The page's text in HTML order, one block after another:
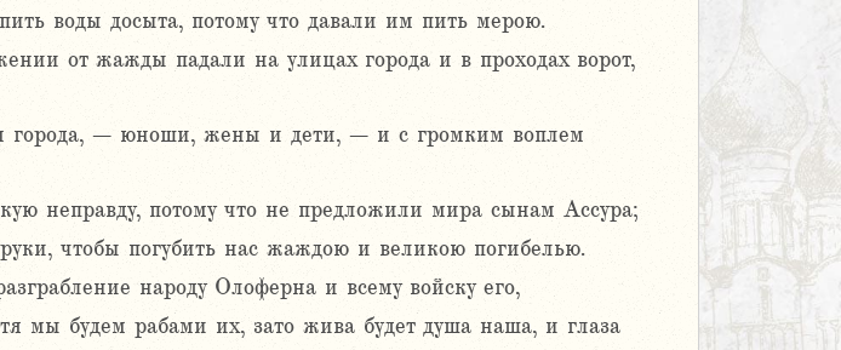
воды досыта, потому что давали им пить мерою.
от жажды падали на улицах города и в проходах ворот,
города, – юноши, жены и дети, – и с громким воплем
неправду, потому что не предложили мира сынам Ассура;
чтобы погубить нас жаждою и великою погибелью.
народу Олоферна и всему войску его,
мы будем рабами их, зато жива будет душа наша, и глаза